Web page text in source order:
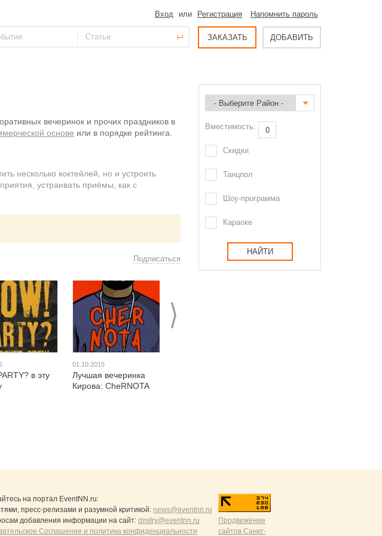
Вход или Регистрация Напомнить пароль
ЗАКАЗАТЬ ДОБАВИТЬ
вечеринок и прочих праздников в
основе или в порядке рейтинга.
несколько коктейлей, но и устроить
устраивать приёмы, как с
Подписаться
>
в эту
01.10.2015
Лучшая вечеринка
Кирова: CheRNOTA
Вместимость:
Скидки
Танцпол
Шоу-программа
Караоке
НАЙТИ
на портал EventNN.ru:
пресс-релизами и разумной критикой: news@eventnn.ru
добавления информации на сайт: dmitry@eventnn.ru
Соглашение и политика конфиденциальности
Продвижение
сайтов Санкт-